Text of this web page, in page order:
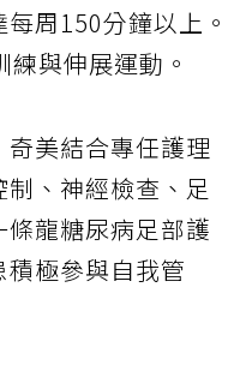
周150分鐘以上。
與伸展運動。
美結合專任護理
、神經檢查、足
龍糖尿病足部護
極參與自我管